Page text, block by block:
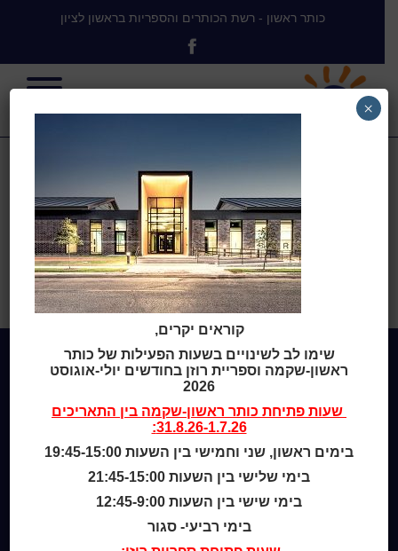
כותר ראשון - רשת הכותרים והספריות בראשון לציון
aberdeen lib
Mediatheque Plomel,
Bretagne, France>aberdeen lib
מי אנחנו
צור קשר
שעות סיפור
קוראים יקרים,
שימו לב לשינויים בשעות הפעילות של כותר
ראשון-שקמה וספריית רוזן בחודשים יולי-אוגוסט
2026
שעות פתיחת כותר ראשון-שקמה בין התאריכים
31.8.26-1.7.26:
בימים ראשון, שני וחמישי בין השעות 19:45-15:00
בימי שלישי בין השעות 21:45-15:00
בימי שישי בין השעות 12:45-9:00
בימי רביעי- סגור
×